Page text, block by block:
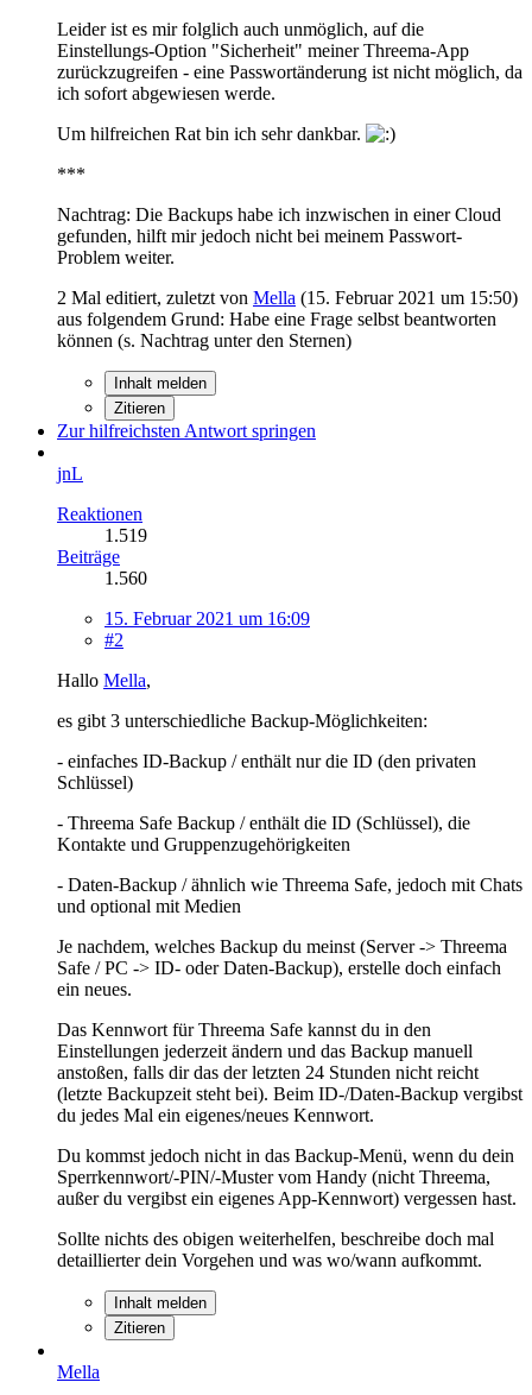
Leider ist es mir folglich auch unmöglich, auf die
Einstellungs-Option "Sicherheit" meiner Threema-App
zurückzugreifen - eine Passwortänderung ist nicht möglich, da
ich sofort abgewiesen werde.
Um hilfreichen Rat bin ich sehr dankbar.
***
Nachtrag: Die Backups habe ich inzwischen in einer Cloud
gefunden, hilft mir jedoch nicht bei meinem Passwort-
Problem weiter.
2 Mal editiert, zuletzt von Mella (15. Februar 2021 um 15:50)
aus folgendem Grund: Habe eine Frage selbst beantworten
können (s. Nachtrag unter den Sternen)
Inhalt melden
Zitieren
Zur hilfreichsten Antwort springen
jnL
Reaktionen
1.519
Beiträge
1.560
15. Februar 2021 um 16:09
#2
Hallo Mella,
es gibt 3 unterschiedliche Backup-Möglichkeiten:
- einfaches ID-Backup / enthält nur die ID (den privaten
Schlüssel)
- Threema Safe Backup / enthält die ID (Schlüssel), die
Kontakte und Gruppenzugehörigkeiten
- Daten-Backup / ähnlich wie Threema Safe, jedoch mit Chats
und optional mit Medien
Je nachdem, welches Backup du meinst (Server -> Threema
Safe / PC -> ID- oder Daten-Backup), erstelle doch einfach
ein neues.
Das Kennwort für Threema Safe kannst du in den
Einstellungen jederzeit ändern und das Backup manuell
anstoßen, falls dir das der letzten 24 Stunden nicht reicht
(letzte Backupzeit steht bei). Beim ID-/Daten-Backup vergibst
du jedes Mal ein eigenes/neues Kennwort.
Du kommst jedoch nicht in das Backup-Menü, wenn du dein
Sperrkennwort/-PIN/-Muster vom Handy (nicht Threema,
außer du vergibst ein eigenes App-Kennwort) vergessen hast.
Sollte nichts des obigen weiterhelfen, beschreibe doch mal
detaillierter dein Vorgehen und was wo/wann aufkommt.
Inhalt melden
Zitieren
Mella